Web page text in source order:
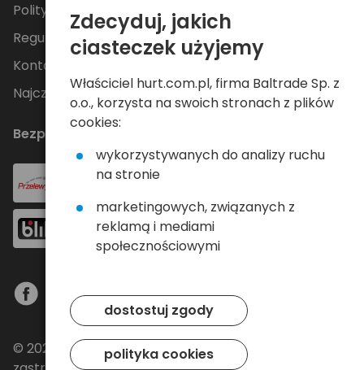
Polityka Prywatności
Regulamin
Kontakt
Najczęściej zadawane pytania
Bezpieczne płatności
© 2024 Baltrade sp. z o.o. - Wszelkie prawa
Zdecyduj, jakich
ciasteczek użyjemy
Właściciel hurt.com.pl, firma Baltrade Sp. z
o.o., korzysta na swoich stronach z plików
cookies:
wykorzystywanych do analizy ruchu
na stronie
marketingowych, związanych z
reklamą i mediami
społecznościowymi
dostostuj zgody
polityka cookies